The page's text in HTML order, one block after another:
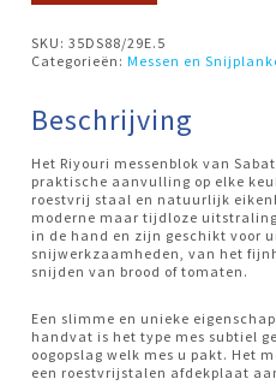
SKU:35DS88/29E.5
Categorieën:Messen en
Beschrijving
Het Riyouri messenblok van
praktische aanvulling op elke
roestvrij staal en natuurlijk
moderne maar tijdloze
in de hand en zijn geschikt voor
snijwerkzaamheden, van het
snijden van brood of tomaten.
Een slimme en unieke
handvat is het type mes subtiel
oogopslag welk mes u pakt. Het
een roestvrijstalen afdekplaat